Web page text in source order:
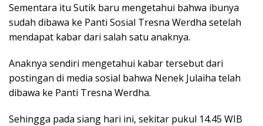
Sementara itu Sutik baru mengetahui bahwa ibunya
sudah dibawa ke Panti Sosial Tresna Werdha setelah
mendapat kabar dari salah satu anaknya.
Anaknya sendiri mengetahui kabar tersebut dari
postingan di media sosial bahwa Nenek Julaiha telah
dibawa ke Panti Tresna Werdha.
Sehingga pada siang hari ini, sekitar pukul 14.45 WIB